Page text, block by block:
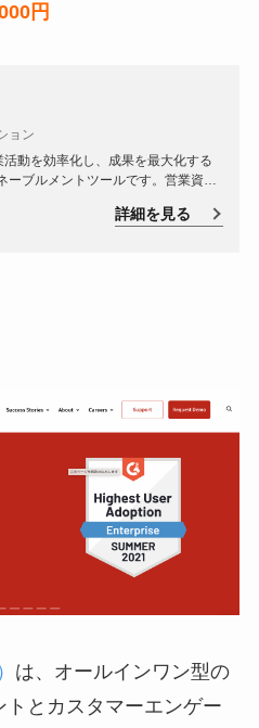
円
ョン
動を効率化し、成果を最大化する
ーブルメントツールです。営業資料
ンを最適化できるよう支援します。
詳細を見る
は、オールインワン型の
とカスタマーエンゲー